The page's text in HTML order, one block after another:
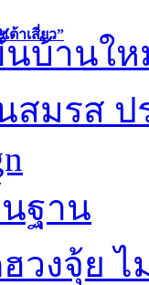
ต้าเสี่ยว”
บ้านให
มรส ป
ฐาน
วงจุ้ย ไ